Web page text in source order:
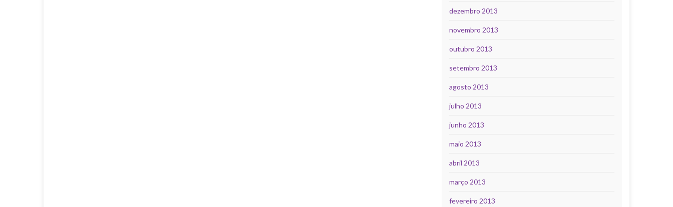
dezembro 2013
novembro 2013
outubro 2013
setembro 2013
agosto 2013
julho 2013
junho 2013
maio 2013
abril 2013
março 2013
fevereiro 2013